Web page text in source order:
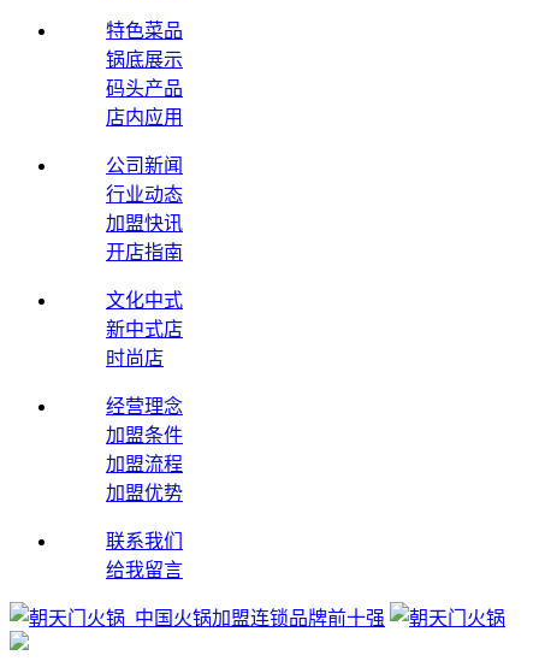
特色菜品
锅底展示
码头产品
店内应用
公司新闻
行业动态
加盟快讯
开店指南
文化中式
新中式店
时尚店
经营理念
加盟条件
加盟流程
加盟优势
联系我们
给我留言